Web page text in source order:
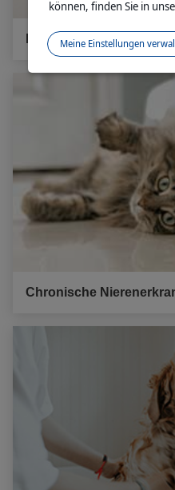
Prostataprobleme
Chronische
können, finden Sie in
Meine Einstellungen